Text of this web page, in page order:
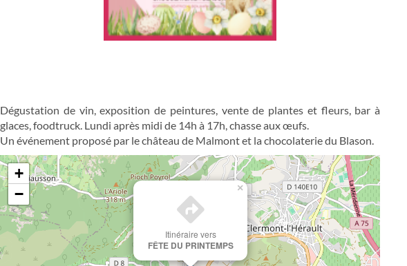
Dégustation de vin, exposition de peintures, vente de plantes et fleurs, bar à
glaces, foodtruck. Lundi après midi de 14h à 17h, chasse aux œufs.
Un événement proposé par le château de Malmont et la chocolaterie du Blason.
Itinéraire vers
FÊTE DU PRINTEMPS
×
+
−